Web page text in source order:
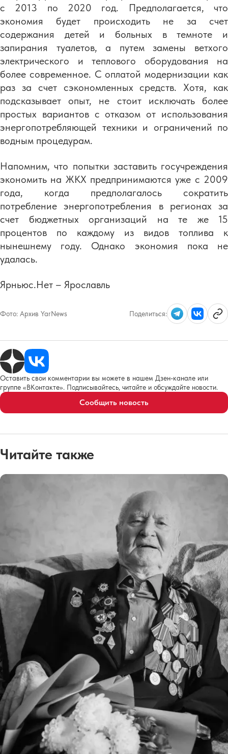
с 2013 по 2020 год. Предполагается, что
экономия будет происходить не за счет
содержания детей и больных в темноте и
запирания туалетов, а путем замены ветхого
электрического и теплового оборудования на
более современное. С оплатой модернизации как
раз за счет сэкономленных средств. Хотя, как
подсказывает опыт, не стоит исключать более
простых вариантов с отказом от использования
энергопотребляющей техники и ограничений по
водным процедурам.
Напомним, что попытки заставить госучреждения
экономить на ЖКХ предпринимаются уже с 2009
года, когда предполагалось сократить
потребление энергопотребления в регионах за
счет бюджетных организаций на те же 15
процентов по каждому из видов топлива к
нынешнему году. Однако экономия пока не
удалась.
Ярньюс.Нет – Ярославль
Фото: Архив YarNews Поделиться:
Оставить свои комментарии вы можете в нашем Дзен-канале или
группе «ВКонтакте». Подписывайтесь, читайте и обсуждайте новости.
Сообщить новость
Читайте также